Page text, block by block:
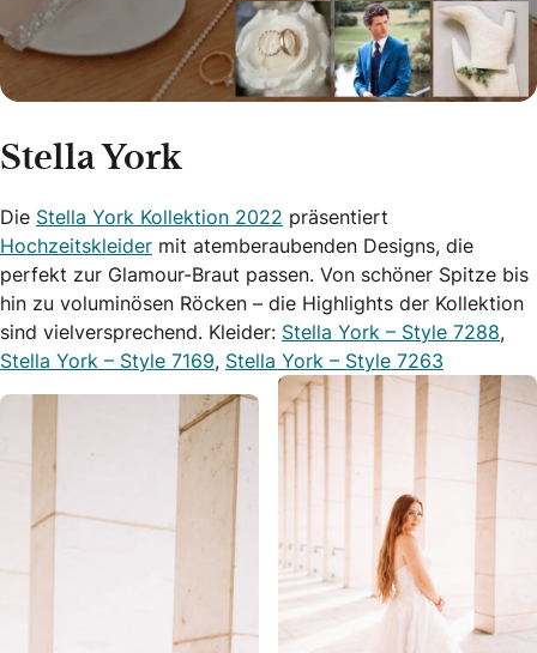
Stella York
Die Stella York Kollektion 2022 präsentiert
Hochzeitskleider mit atemberaubenden Designs, die
perfekt zur Glamour-Braut passen. Von schöner Spitze bis
hin zu voluminösen Röcken – die Highlights der Kollektion
sind vielversprechend. Kleider: Stella York – Style 7288,
Stella York – Style 7169, Stella York – Style 7263